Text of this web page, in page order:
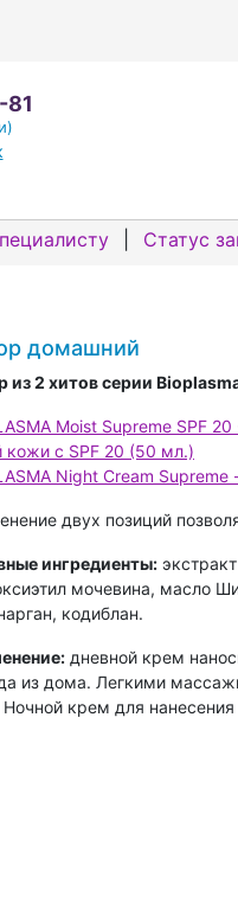
81
Статус
домашний
из 2 хитов серии
Moist Supreme SPF
кожи с SPF 20 (50 мл.)
Night Cream
двух позиций
ингредиенты:
мочевина, масло
кодиблан.
дневной крем
из дома. Легкими
Ночной крем для